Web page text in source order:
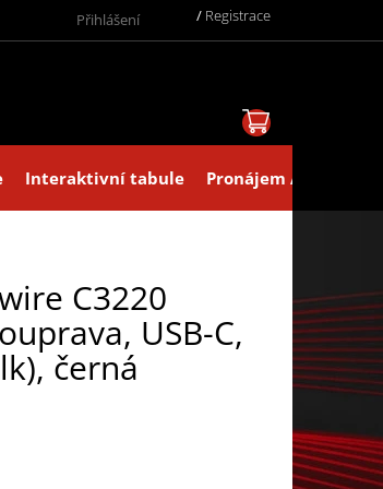
Přihlášení / Registrace
Interaktivní tabule Pronájem AV
C3220
USB-C,
černá